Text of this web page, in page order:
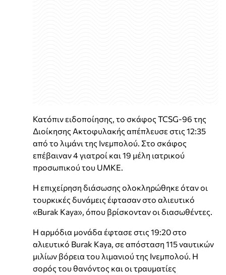
Κατόπιν ειδοποίησης, το σκάφος TCSG-96 της
Διοίκησης Ακτοφυλακής απέπλευσε στις 12:35
από το λιμάνι της Ινεμπολού. Στο σκάφος
επέβαιναν 4 γιατροί και 19 μέλη ιατρικού
προσωπικού του UMKE.
Η επιχείρηση διάσωσης ολοκληρώθηκε όταν οι
τουρκικές δυνάμεις έφτασαν στο αλιευτικό
«Burak Kaya», όπου βρίσκονταν οι διασωθέντες.
Η αρμόδια μονάδα έφτασε στις 19:20 στο
αλιευτικό Burak Kaya, σε απόσταση 115 ναυτικών
μιλίων βόρεια του λιμανιού της Ινεμπολού. Η
σορός του θανόντος και οι τραυματίες